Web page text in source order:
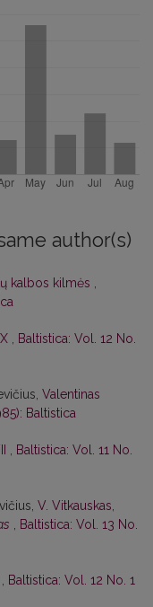
author(s)
kalbos kilmės
Baltistica: Vol. 12 No.
Valentinas
Baltistica
Baltistica: Vol. 11 No.
V. Vitkauskas,
Baltistica: Vol. 13 No.
Baltistica: Vol. 12 No. 1